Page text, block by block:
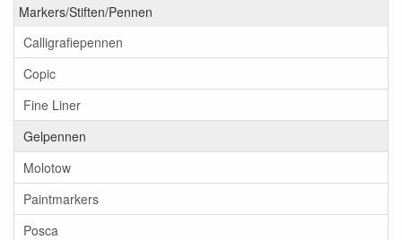
Markers/Stiften/Pennen
Calligrafiepennen
Copic
Fine Liner
Gelpennen
Molotow
Paintmarkers
Posca